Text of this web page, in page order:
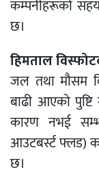
कम्पनीहरूको
छ।
हिमताल
जल तथा मौसम
बाढी आएको
कारण नभई
आउटबर्स्ट फ्लड)
छ।